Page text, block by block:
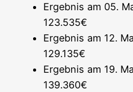
Ergeb­nis am 05.
123.535€
Ergeb­nis am 12.
129.135€
Ergeb­nis am 19.
139.360€